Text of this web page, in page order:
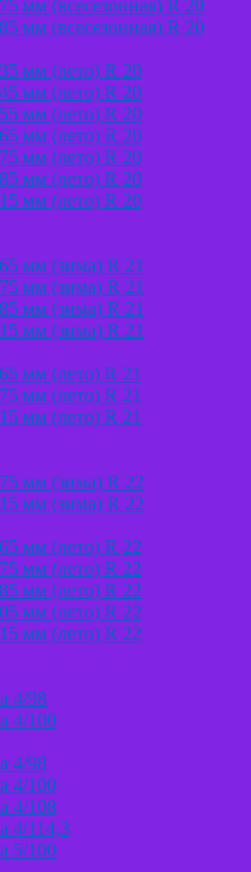
мм (всесезонная) R 20
мм (всесезонная) R 20
мм (лето) R 20
мм (лето) R 20
мм (лето) R 20
мм (лето) R 20
мм (лето) R 20
мм (лето) R 20
мм (лето) R 20
мм (зима) R 21
мм (зима) R 21
мм (зима) R 21
мм (зима) R 21
мм (лето) R 21
мм (лето) R 21
мм (лето) R 21
мм (зима) R 22
мм (зима) R 22
мм (лето) R 22
мм (лето) R 22
мм (лето) R 22
мм (лето) R 22
мм (лето) R 22
4/98
4/100
4/98
4/100
4/108
4/114,3
5/100